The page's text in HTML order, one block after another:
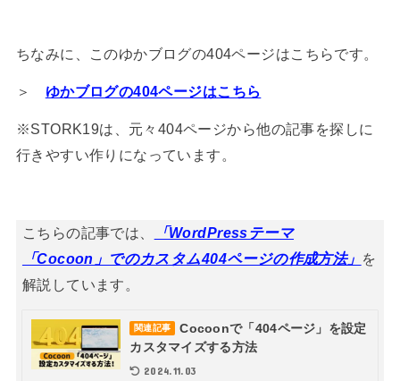
ちなみに、このゆかブログの404ページはこちらです。
＞ ゆかブログの404ページはこちら
※STORK19は、元々404ページから他の記事を探しに
行きやすい作りになっています。
こちらの記事では、
「WordPressテーマ
「Cocoon」でのカスタム404ページの作成方法」 を
解説しています。
関連記事
Cocoonで「404ページ」を設定
カスタマイズする方法
2024.11.03